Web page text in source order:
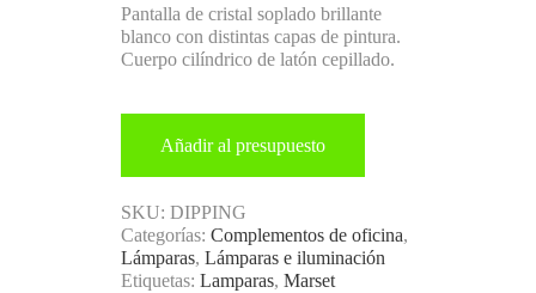
Pantalla de cristal soplado brillante
blanco con distintas capas de pintura.
Cuerpo cilíndrico de latón cepillado.
Añadir al presupuesto
SKU: DIPPING
Categorías: Complementos de oficina,
Lámparas, Lámparas e iluminación
Etiquetas: Lamparas, Marset